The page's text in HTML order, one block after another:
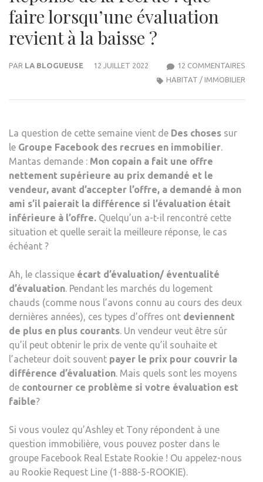
faire lorsqu’une évaluation
revient à la baisse ?
PAR LA BLOGUEUSE 12 JUILLET 2022 12 COMMENTAIRES
HABITAT / IMMOBILIER
La question de cette semaine vient de Des choses sur
le Groupe Facebook des recrues en immobilier.
Mantas demande : Mon copain a fait une offre
nettement supérieure au prix demandé et le
vendeur, avant d’accepter l’offre, a demandé à mon
ami s’il paierait la différence si l’évaluation était
inférieure à l’offre. Quelqu’un a-t-il rencontré cette
situation et quelle serait la meilleure réponse, le cas
échéant ?
Ah, le classique écart d’évaluation/ éventualité
d’évaluation. Pendant les marchés du logement
chauds (comme nous l’avons connu au cours des deux
dernières années), ces types d’offres ont deviennent
de plus en plus courants. Un vendeur veut être sûr
qu’il peut obtenir le prix de vente qu’il souhaite et
l’acheteur doit souvent payer le prix pour couvrir la
différence d’évaluation. Mais quels sont les moyens
de contourner ce problème si votre évaluation est
faible?
Si vous voulez qu’Ashley et Tony répondent à une
question immobilière, vous pouvez poster dans le
groupe Facebook Real Estate Rookie ! Ou appelez-nous
au Rookie Request Line (1-888-5-ROOKIE).